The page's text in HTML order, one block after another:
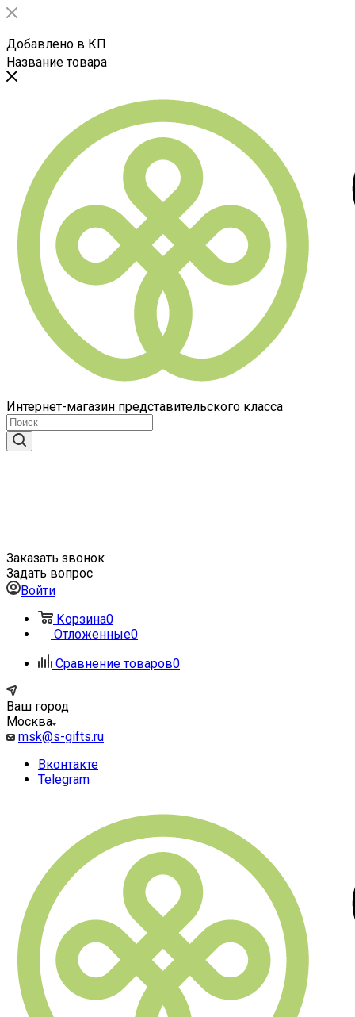
Добавлено в КП
Название товара
Интернет-магазин представительского класса
Заказать звонок
Задать вопрос
Войти
Корзина0
Отложенные0
Сравнение товаров0
Ваш город
Москва
msk@s-gifts.ru
Вконтакте
Telegram